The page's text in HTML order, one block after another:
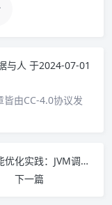
与人 于2024-07-01
由CC-4.0协议发
Java性能优化实践：JVM调优策略、工具与技巧 PDF下载
下一篇